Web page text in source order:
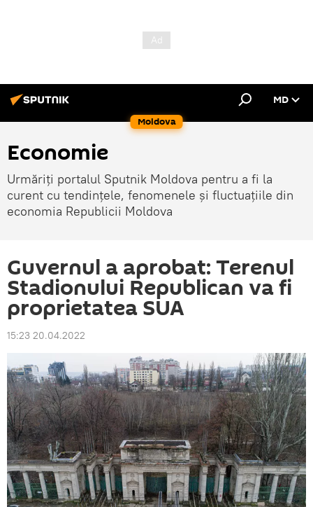
Moldova
MD
Economie
Urmăriți portalul Sputnik Moldova pentru a fi la
curent cu tendințele, fenomenele și fluctuațiile din
economia Republicii Moldova
Guvernul a aprobat: Terenul
Stadionului Republican va fi
proprietatea SUA
15:23 20.04.2022